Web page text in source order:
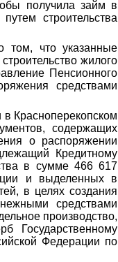
получила займ в
строительства
что указанные
жилого
Пенсионного
средствами
Красноперекопском
содержащих
о распоряжении
Кредитному
в сумме 466 617
и выделенных в
в целях создания
средствами
производство,
Государственному
Федерации по